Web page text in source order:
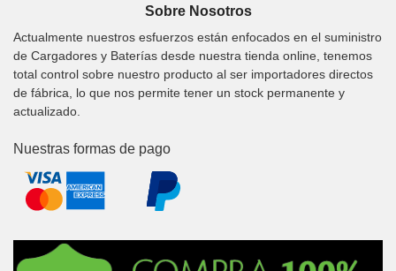
Sobre Nosotros
Actualmente nuestros esfuerzos están enfocados en el suministro
de Cargadores y Baterías desde nuestra tienda online, tenemos
total control sobre nuestro producto al ser importadores directos
de fábrica, lo que nos permite tener un stock permanente y
actualizado.
Nuestras formas de pago